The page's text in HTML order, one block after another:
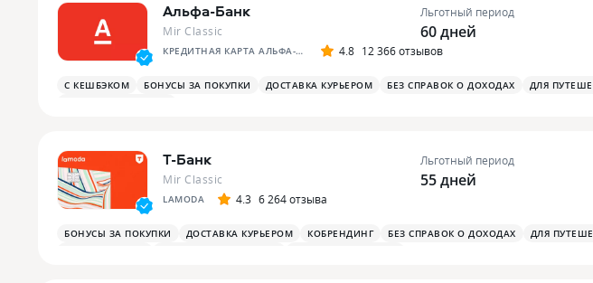
Альфа-Банк
Mir Classic
КРЕДИТНАЯ КАРТА АЛЬФА-БАНКА 4.8 12 366 отзывов
Льготный период
60 дней
С КЕШБЭКОМ БОНУСЫ ЗА ПОКУПКИ ДОСТАВКА КУРЬЕРОМ БЕЗ СПРАВОК О ДОХОДАХ ДЛЯ
Т-Банк
Mir Classic
LAMODA 4.3 6 264 отзыва
Льготный период
55 дней
БОНУСЫ ЗА ПОКУПКИ ДОСТАВКА КУРЬЕРОМ КОБРЕНДИНГ БЕЗ СПРАВОК О ДОХОДАХ ДЛЯ